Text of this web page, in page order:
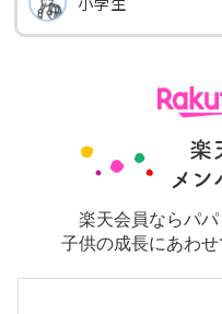
楽天会員ならパパ
子供の成長にあわせ